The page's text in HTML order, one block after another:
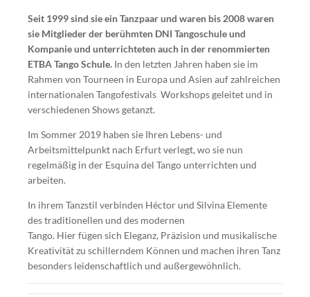
Seit 1999 sind sie ein Tanzpaar und waren bis 2008 waren
sie Mitglieder der berühmten DNI Tangoschule und
Kompanie und unterrichteten auch in der renommierten
ETBA Tango Schule. In den letzten Jahren haben sie im
Rahmen von Tourneen in Europa und Asien auf zahlreichen
internationalen Tangofestivals Workshops geleitet und in
verschiedenen Shows getanzt.
Im Sommer 2019 haben sie Ihren Lebens- und
Arbeitsmittelpunkt nach Erfurt verlegt, wo sie nun
regelmäßig in der Esquina del Tango unterrichten und
arbeiten.
In ihrem Tanzstil verbinden Héctor und Silvina Elemente
des traditionellen und des modernen
Tango. Hier fügen sich Eleganz, Präzision und musikalische
Kreativität zu schillerndem Können und machen ihren Tanz
besonders leidenschaftlich und außergewöhnlich.